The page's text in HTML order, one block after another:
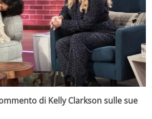
di Kelly Clarkson sulle sue